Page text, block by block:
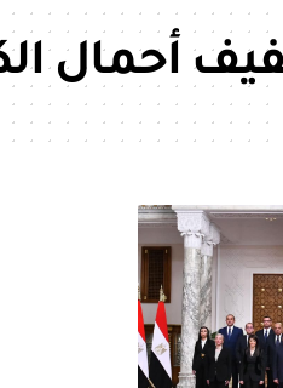
أحمال